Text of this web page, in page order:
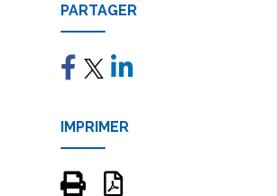
PARTAGER
IMPRIMER